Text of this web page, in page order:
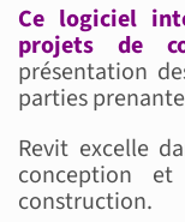
Ce logiciel
projets de
présentation
parties
Revit excelle
conception
construction.